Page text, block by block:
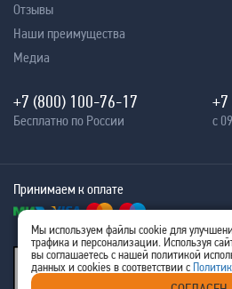
Отзывы
Наши преимущества
Медиа
+7 (800) 100-76-17
Бесплатно по России с
Принимаем к оплате
® 2005 - 2026
Ritm-IT
Мы используем файлы cookie для
трафика и персонализации. Используя
вы соглашаетесь с нашей политикой
данных и cookies в соответствии с